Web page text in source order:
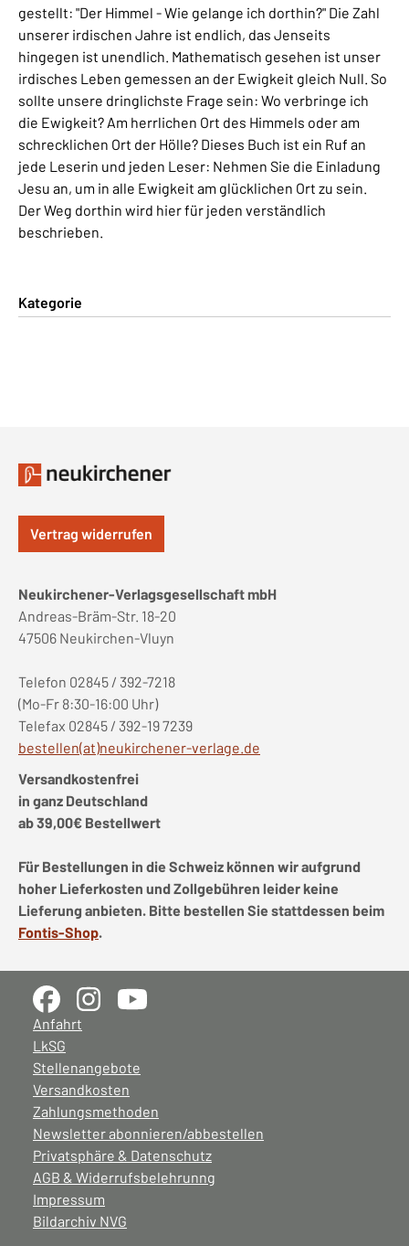
gestellt: "Der Himmel - Wie gelange ich dorthin?" Die Zahl
unserer irdischen Jahre ist endlich, das Jenseits
hingegen ist unendlich. Mathematisch gesehen ist unser
irdisches Leben gemessen an der Ewigkeit gleich Null. So
sollte unsere dringlichste Frage sein: Wo verbringe ich
die Ewigkeit? Am herrlichen Ort des Himmels oder am
schrecklichen Ort der Hölle? Dieses Buch ist ein Ruf an
jede Leserin und jeden Leser: Nehmen Sie die Einladung
Jesu an, um in alle Ewigkeit am glücklichen Ort zu sein.
Der Weg dorthin wird hier für jeden verständlich
beschrieben.
Kategorie
Vertrag widerrufen
Neukirchener-Verlagsgesellschaft mbH
Andreas-Bräm-Str. 18-20
47506 Neukirchen-Vluyn
Telefon 02845 / 392-7218
(Mo-Fr 8:30-16:00 Uhr)
Telefax 02845 / 392-19 7239
bestellen(at)neukirchener-verlage.de
Versandkostenfrei
in ganz Deutschland
ab 39,00€ Bestellwert
Für Bestellungen in die Schweiz können wir aufgrund
hoher Lieferkosten und Zollgebühren leider keine
Lieferung anbieten. Bitte bestellen Sie stattdessen beim
Fontis-Shop.
Anfahrt
LkSG
Stellenangebote
Versandkosten
Zahlungsmethoden
Newsletter abonnieren/abbestellen
Privatsphäre & Datenschutz
AGB & Widerrufsbelehrunng
Impressum
Bildarchiv NVG